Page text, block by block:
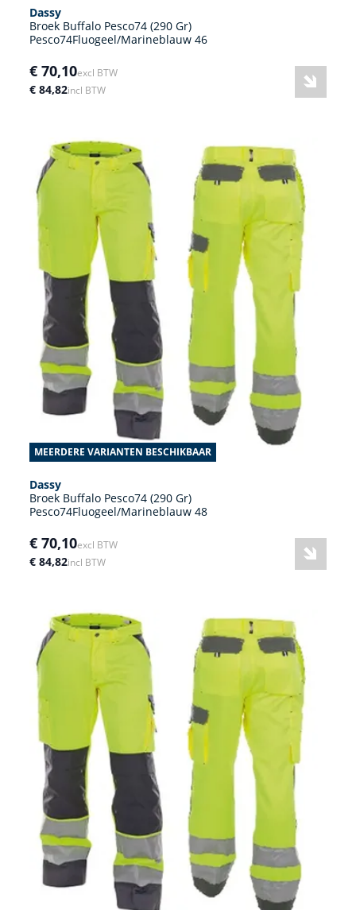
Dassy
Broek Buffalo Pesco74 (290 Gr)
Pesco74Fluogeel/Marineblauw 46
€ 70,10excl BTW
€ 84,82incl BTW
MEERDERE VARIANTEN BESCHIKBAAR
Dassy
Broek Buffalo Pesco74 (290 Gr)
Pesco74Fluogeel/Marineblauw 48
€ 70,10excl BTW
€ 84,82incl BTW